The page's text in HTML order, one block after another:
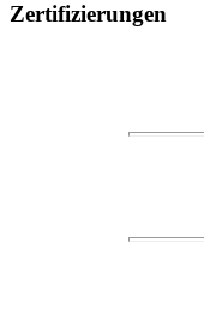
Zertifizierungen